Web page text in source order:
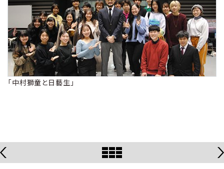
「中村獅童と日藝生」